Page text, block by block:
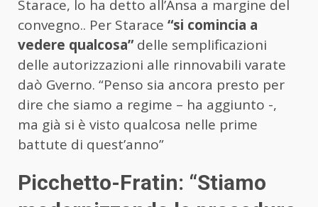
Starace, lo ha detto all’Ansa a margine del
convegno.. Per Starace “si comincia a
vedere qualcosa”delle semplificazioni
delle autorizzazioni alle rinnovabili varate
daò Gverno. “Penso sia ancora presto per
dire che siamo a regime – ha aggiunto -,
ma già si è visto qualcosa nelle prime
battute di quest’anno”
Picchetto-Fratin: “Stiamo